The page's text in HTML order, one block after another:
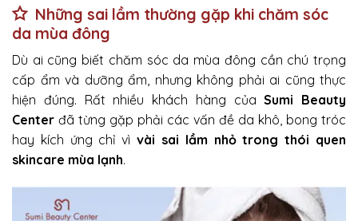
Những sai lầm thường gặp khi chăm sóc
da mùa đông
Dù ai cũng biết chăm sóc da mùa đông cần chú trọng
cấp ẩm và dưỡng ẩm, nhưng không phải ai cũng thực
hiện đúng. Rất nhiều khách hàng củaSumi Beauty
Center đã từng gặp phải các vấn đề da khô, bong tróc
hay kích ứng chỉ vìvài sai lầm nhỏ trong thói quen
skincare mùa lạnh.